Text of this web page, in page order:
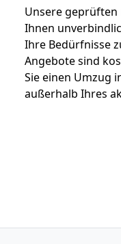
Unsere
Ihnen
Ihre Bedürfnisse
Angebote sind
Sie einen Umzug
außerhalb Ihres